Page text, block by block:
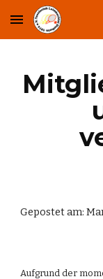
Skip to main content
Gepostet am:
Aufgrund der